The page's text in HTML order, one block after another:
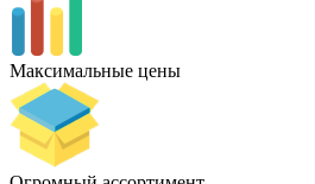
Максимальные цены